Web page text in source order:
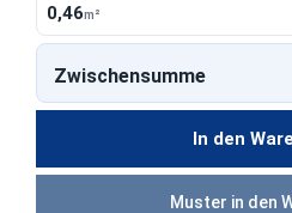
0,46m²
In den
Zwischensumme
Muster in den